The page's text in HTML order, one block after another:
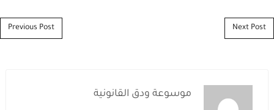
Post navigation
Previous Post Next Post
موسوعة ودق القانونية